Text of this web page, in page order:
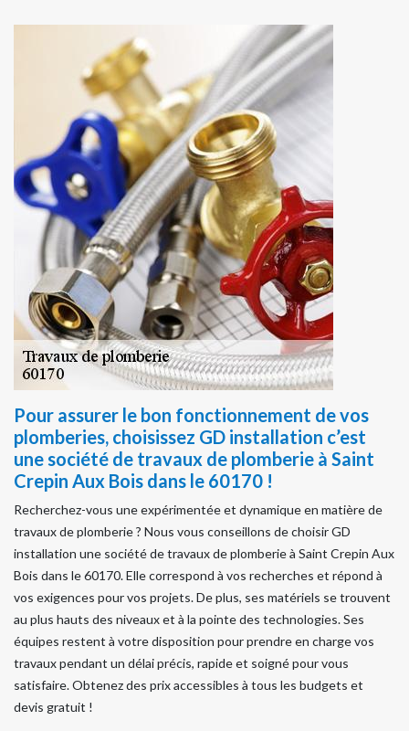
Pour assurer le bon fonctionnement de vos
plomberies, choisissez GD installation c’est
une société de travaux de plomberie à Saint
Crepin Aux Bois dans le 60170 !
Recherchez-vous une expérimentée et dynamique en matière de
travaux de plomberie ? Nous vous conseillons de choisir GD
installation une société de travaux de plomberie à Saint Crepin Aux
Bois dans le 60170. Elle correspond à vos recherches et répond à
vos exigences pour vos projets. De plus, ses matériels se trouvent
au plus hauts des niveaux et à la pointe des technologies. Ses
équipes restent à votre disposition pour prendre en charge vos
travaux pendant un délai précis, rapide et soigné pour vous
satisfaire. Obtenez des prix accessibles à tous les budgets et
devis gratuit !